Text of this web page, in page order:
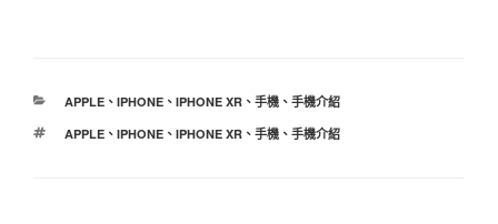
分
APPLE、 IPHONE、 IPHONE XR、 手機、 手機介紹
標
APPLE、 IPHONE、 IPHONE XR、 手機、 手機介紹